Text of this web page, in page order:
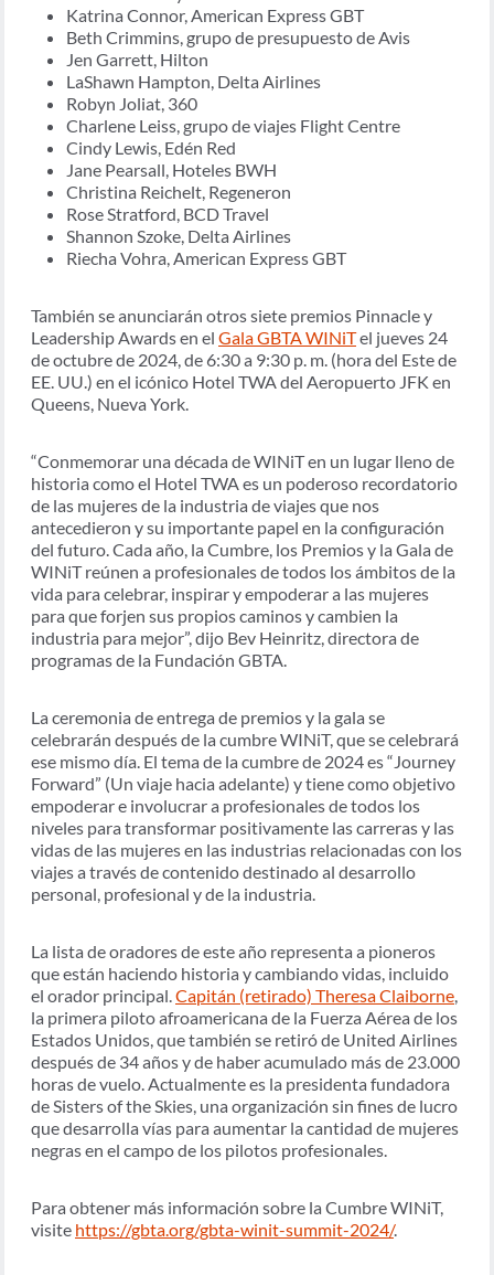
Katrina Connor, American Express GBT
Beth Crimmins, grupo de presupuesto de Avis
Jen Garrett, Hilton
LaShawn Hampton, Delta Airlines
Robyn Joliat, 360
Charlene Leiss, grupo de viajes Flight Centre
Cindy Lewis, Edén Red
Jane Pearsall, Hoteles BWH
Christina Reichelt, Regeneron
Rose Stratford, BCD Travel
Shannon Szoke, Delta Airlines
Riecha Vohra, American Express GBT
También se anunciarán otros siete premios Pinnacle y
Leadership Awards en el Gala GBTA WINiTel jueves 24
de octubre de 2024, de 6:30 a 9:30 p. m. (hora del Este de
EE. UU.) en el icónico Hotel TWA del Aeropuerto JFK en
Queens, Nueva York.
“Conmemorar una década de WINiT en un lugar lleno de
historia como el Hotel TWA es un poderoso recordatorio
de las mujeres de la industria de viajes que nos
antecedieron y su importante papel en la configuración
del futuro. Cada año, la Cumbre, los Premios y la Gala de
WINiT reúnen a profesionales de todos los ámbitos de la
vida para celebrar, inspirar y empoderar a las mujeres
para que forjen sus propios caminos y cambien la
industria para mejor”, dijo Bev Heinritz, directora de
programas de la Fundación GBTA.
La ceremonia de entrega de premios y la gala se
celebrarán después de la cumbre WINiT, que se celebrará
ese mismo día. El tema de la cumbre de 2024 es “Journey
Forward” (Un viaje hacia adelante) y tiene como objetivo
empoderar e involucrar a profesionales de todos los
niveles para transformar positivamente las carreras y las
vidas de las mujeres en las industrias relacionadas con los
viajes a través de contenido destinado al desarrollo
personal, profesional y de la industria.
La lista de oradores de este año representa a pioneros
que están haciendo historia y cambiando vidas, incluido
el orador principal.Capitán (retirado) Theresa Claiborne,
la primera piloto afroamericana de la Fuerza Aérea de los
Estados Unidos, que también se retiró de United Airlines
después de 34 años y de haber acumulado más de 23.000
horas de vuelo. Actualmente es la presidenta fundadora
de Sisters of the Skies, una organización sin fines de lucro
que desarrolla vías para aumentar la cantidad de mujeres
negras en el campo de los pilotos profesionales.
Para obtener más información sobre la Cumbre WINiT,
visite https://gbta.org/gbta-winit-summit-2024/.